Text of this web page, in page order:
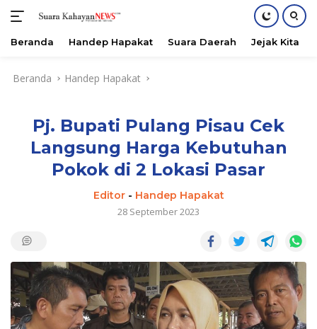
Beranda Handep Hapakat Suara Daerah Jejak Kita
Beranda Handep Hapakat
Pj. Bupati Pulang Pisau Cek
Langsung Harga Kebutuhan
Pokok di 2 Lokasi Pasar
Editor- Handep Hapakat
28 September 2023